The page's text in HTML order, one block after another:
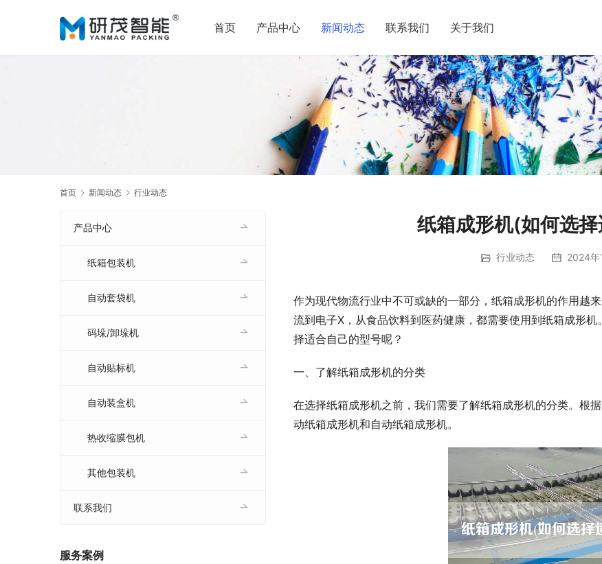
首页 产品中心 新闻动态 联系我们 关于我们
首页 新闻动态 行业动态
纸箱成形机(如何选
行业动态 2024年
作为现代物流行业中不可或缺的一部分，纸箱成形机的作用越
流到电子X，从食品饮料到医药健康，都需要使用到纸箱成形
择适合自己的型号呢？
一、了解纸箱成形机的分类
在选择纸箱成形机之前，我们需要了解纸箱成形机的分类。根
动纸箱成形机和自动纸箱成形机。
产品中心
纸箱包装机
自动套袋机
码垛/卸垛机
自动贴标机
自动装盒机
热收缩膜包机
其他包装机
联系我们
服务案例